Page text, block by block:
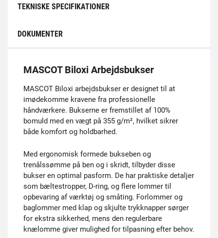
TEKNISKE SPECIFIKATIONER
DOKUMENTER
MASCOT Biloxi Arbejdsbukser
MASCOT Biloxi arbejdsbukser er designet til at
imødekomme kravene fra professionelle
håndværkere. Bukserne er fremstillet af 100%
bomuld med en vægt på 355 g/m², hvilket sikrer
både komfort og holdbarhed.
Med ergonomisk formede bukseben og
trenålssømme på ben og i skridt, tilbyder disse
bukser en optimal pasform. De har praktiske detaljer
som bæltestropper, D-ring, og flere lommer til
opbevaring af værktøj og småting. Forlommer og
baglommer med klap og skjulte trykknapper sørger
for ekstra sikkerhed, mens den regulerbare
knælomme giver mulighed for tilpasning efter behov.